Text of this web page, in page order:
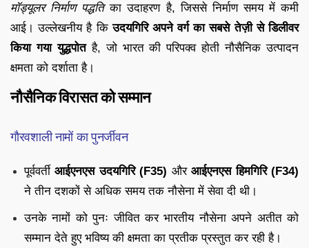
मॉड्यूलर निर्माण पद्धतिका उदाहरण है, जिससे निर्माण समय में कमी
आई। उल्लेखनीय है किउदयगिरि अपने वर्ग का सबसे तेज़ी से डिलीवर
किया गया युद्धपोतहै, जो भारत की परिपक्व होती नौसैनिक उत्पादन
क्षमता को दर्शाता है।
नौसैनिक विरासत को सम्मान
गौरवशाली नामों का पुनर्जीवन
पूर्ववर्तीआईएनएस उदयगिरि (F35) औरआईएनएस हिमगिरि (F34)
ने तीन दशकों से अधिक समय तक नौसेना में सेवा दी थी।
उनके नामों को पुनः जीवित कर भारतीय नौसेना अपने अतीत को
सम्मान देते हुए भविष्य की क्षमता का प्रतीक प्रस्तुत कर रही है।